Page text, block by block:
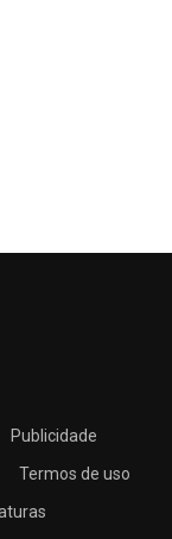
Publicidade
Termos de uso